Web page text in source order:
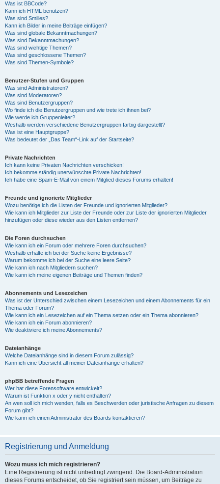
Was ist BBCode?
Kann ich HTML benutzen?
Was sind Smilies?
Kann ich Bilder in meine Beiträge einfügen?
Was sind globale Bekanntmachungen?
Was sind Bekanntmachungen?
Was sind wichtige Themen?
Was sind geschlossene Themen?
Was sind Themen-Symbole?
Benutzer-Stufen und Gruppen
Was sind Administratoren?
Was sind Moderatoren?
Was sind Benutzergruppen?
Wo finde ich die Benutzergruppen und wie trete ich ihnen bei?
Wie werde ich Gruppenleiter?
Weshalb werden verschiedene Benutzergruppen farbig dargestellt?
Was ist eine Hauptgruppe?
Was bedeutet der „Das Team“-Link auf der Startseite?
Private Nachrichten
Ich kann keine Privaten Nachrichten verschicken!
Ich bekomme ständig unerwünschte Private Nachrichten!
Ich habe eine Spam-E-Mail von einem Mitglied dieses Forums erhalten!
Freunde und ignorierte Mitglieder
Wozu benötige ich die Listen der Freunde und ignorierten Mitglieder?
Wie kann ich Mitglieder zur Liste der Freunde oder zur Liste der ignorierten Mitglieder
hinzufügen oder diese wieder aus den Listen entfernen?
Die Foren durchsuchen
Wie kann ich ein Forum oder mehrere Foren durchsuchen?
Weshalb erhalte ich bei der Suche keine Ergebnisse?
Warum bekomme ich bei der Suche eine leere Seite?
Wie kann ich nach Mitgliedern suchen?
Wie kann ich meine eigenen Beiträge und Themen finden?
Abonnements und Lesezeichen
Was ist der Unterschied zwischen einem Lesezeichen und einem Abonnements für ein
Thema oder Forum?
Wie kann ich ein Lesezeichen auf ein Thema setzen oder ein Thema abonnieren?
Wie kann ich ein Forum abonnieren?
Wie deaktiviere ich meine Abonnements?
Dateianhänge
Welche Dateianhänge sind in diesem Forum zulässig?
Kann ich eine Übersicht all meiner Dateianhänge erhalten?
phpBB betreffende Fragen
Wer hat diese Forensoftware entwickelt?
Warum ist Funktion x oder y nicht enthalten?
An wen soll ich mich wenden, falls es Beschwerden oder juristische Anfragen zu diesem
Forum gibt?
Wie kann ich einen Administrator des Boards kontaktieren?
Registrierung und Anmeldung
Wozu muss ich mich registrieren?
Eine Registrierung ist nicht unbedingt zwingend. Die Board-Administration
dieses Forums entscheidet, ob Sie registriert sein müssen, um Beiträge zu